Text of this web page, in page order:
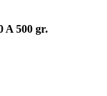
A 500 gr.